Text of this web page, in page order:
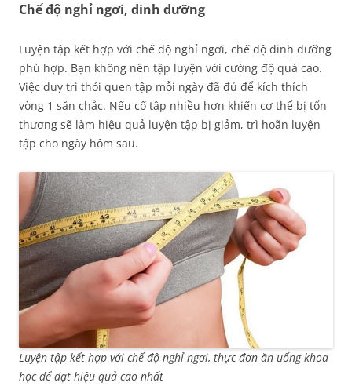
Chế độ nghỉ ngơi, dinh dưỡng
Luyện tập kết hợp với chế độ nghỉ ngơi, chế độ dinh dưỡng
phù hợp. Bạn không nên tập luyện với cường độ quá cao.
Việc duy trì thói quen tập mỗi ngày đã đủ để kích thích
vòng 1 săn chắc. Nếu cố tập nhiều hơn khiến cơ thể bị tổn
thương sẽ làm hiệu quả luyện tập bị giảm, trì hoãn luyện
tập cho ngày hôm sau.
Luyện tập kết hợp với chế độ nghỉ ngơi, thực đơn ăn uống khoa
học để đạt hiệu quả cao nhất